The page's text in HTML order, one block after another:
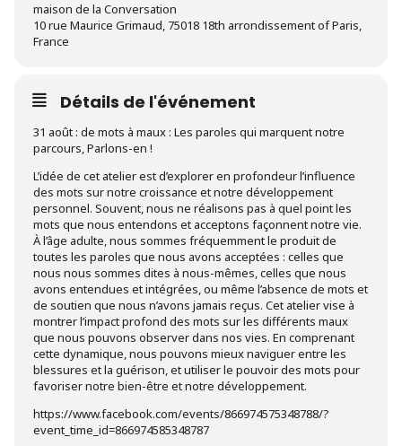
maison de la Conversation
10 rue Maurice Grimaud, 75018 18th arrondissement of Paris,
France
Détails de l'événement
31 août : de mots à maux : Les paroles qui marquent notre
parcours, Parlons-en !
L’idée de cet atelier est d’explorer en profondeur l’influence
des mots sur notre croissance et notre développement
personnel. Souvent, nous ne réalisons pas à quel point les
mots que nous entendons et acceptons façonnent notre vie.
À l’âge adulte, nous sommes fréquemment le produit de
toutes les paroles que nous avons acceptées : celles que
nous nous sommes dites à nous-mêmes, celles que nous
avons entendues et intégrées, ou même l’absence de mots et
de soutien que nous n’avons jamais reçus. Cet atelier vise à
montrer l’impact profond des mots sur les différents maux
que nous pouvons observer dans nos vies. En comprenant
cette dynamique, nous pouvons mieux naviguer entre les
blessures et la guérison, et utiliser le pouvoir des mots pour
favoriser notre bien-être et notre développement.
https://www.facebook.com/events/866974575348788/?
event_time_id=866974585348787